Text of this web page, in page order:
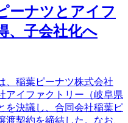
ーナツとアイフ
、子会社化へ
、稲葉ピーナツ株式会社
アイファクトリー（岐阜県
を決議し、合同会社稲葉ピ
契約を締結した。なお、